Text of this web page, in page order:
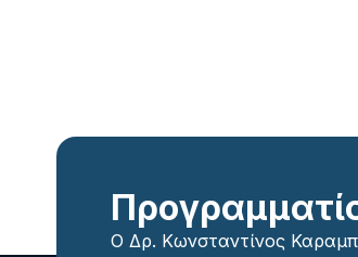
Ο Δρ. Κωνσταντίνος